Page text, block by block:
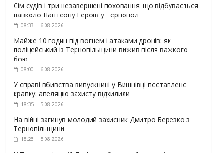
Сім судів і три незавершені поховання: що відбувається
навколо Пантеону Героїв у Тернополі
08:33 | 6.08.2026
Майже 10 годин під вогнем і атаками дронів: як
поліцейський із Тернопільщини вижив після важкого
бою
08:00 | 6.08.2026
У справі вбивства випускниці у Вишнівці поставлено
крапку: апеляцію захисту відхилили
18:35 | 5.08.2026
На війні загинув молодий захисник Дмитро Березко з
Тернопільщини
18:23 | 5.08.2026